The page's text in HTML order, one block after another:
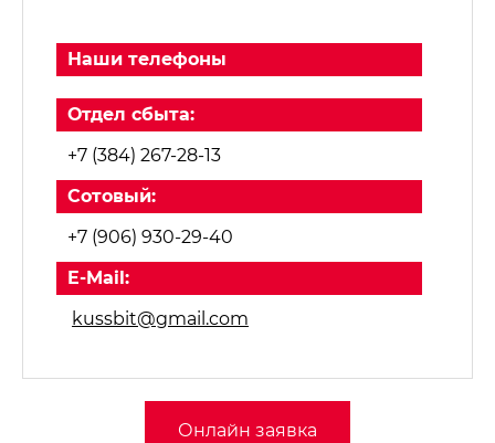
Наши телефоны
Отдел сбыта:
+7 (384) 267-28-13
Сотовый:
+7 (906) 930-29-40
E-Mail:
kussbit@gmail.com
Онлайн заявка